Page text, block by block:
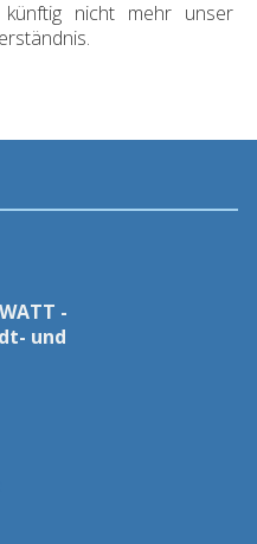
nicht mehr unser
-
und